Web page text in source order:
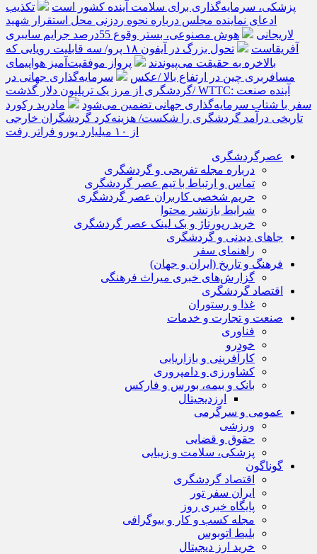
پزشکی، سرمایه‌گذاری برای سلامت آینده کشور است
تکذیب
ادعای نماینده مجلس درباره نحوه ردزنی محل استقرار شهید
لاریجانی
هوش مصنوعی، بستر وقوع 55درصد جرایم سایبری
آفریقاست
تحول بزرگ در آیفون ۱۸ پرو/ سه قابلیت رویایی که
بالاخره به حقیقت می‌پیوندند
پرواز موفقیت‌آمیز هواپیمای
مسافربری چین در ارتفاع بالا /عکس
سرمایه‌گذاری جهانی در
گردشگری از مرز یک تریلیون دلار گذشت/ WTTC: آینده صنعت
سفر با شتاب سرمایه‌گذاری جهانی تضمین می‌شود
مادرید رکورد
تاریخی درآمد گردشگری را شکست/ هزینه‌کرد گردشگران خارجی
از ۱۰ میلیارد یورو فراتر رفت
عصرگردشگری
درباره مجله تفریحی و گردشگری
تماس و ارتباط با تیم عصر گردشگری
حریم شخصی کاربران عصر گردشگری
شرایط بازنشر محتوا
خرید رپورتاژ و بک لینک عصر گردشگری
جاهای دیدنی و گردشگری
راهنمای سفر
فرهنگ و تاریخ (ایران و جهان)
گزارش‌های خبری میراث فرهنگی
اقتصاد گردشگری
غذا و رستوران
صنعت و تجارت و خدمات
فناوری
خودرو
کارآفرینی و بازاریابی
کشاورزی و دامپروری
بانک و بیمه، بورس و فارکس
ارزدیجیتال
عمومی و سرگرمی
ورزشی
حقوق و قضایی
پزشکی، سلامت و زیبایی
گوناگون
اقتصاد گردشگری
ایران سفر تور
پایگاه خبری روز
مجله کسب و کار و بیوگرافی
بلیط اتوبوس
خرید ارز دیجیتال